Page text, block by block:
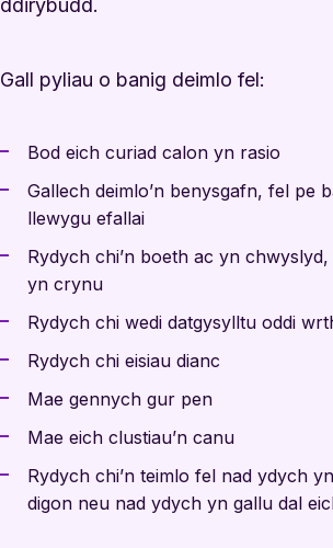
ddirybudd.
Gall pyliau o banig deimlo fel:
Bod eich curiad calon yn rasio
Gallech deimlo’n benysgafn, fel pe
llewygu efallai
Rydych chi’n boeth ac yn chwyslyd,
yn crynu
Rydych chi wedi datgysylltu oddi
Rydych chi eisiau dianc
Mae gennych gur pen
Mae eich clustiau’n canu
Rydych chi’n teimlo fel nad ydych
digon neu nad ydych yn gallu dal